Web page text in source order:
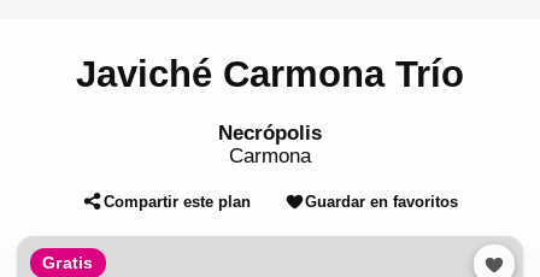
Javiché Carmona Trío
Necrópolis
Carmona
Compartir este plan Guardar en favoritos
Gratis